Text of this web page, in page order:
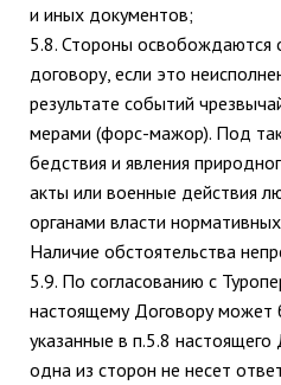
и иных документов;
5.8. Стороны освобождаются
договору, если это
результате событий
мерами (форс-мажор). Под
бедствия и явления
акты или военные действия
органами власти
Наличие обстоятельства
5.9. По согласованию с
настоящему Договору может
указанные в п.5.8
одна из сторон не несет